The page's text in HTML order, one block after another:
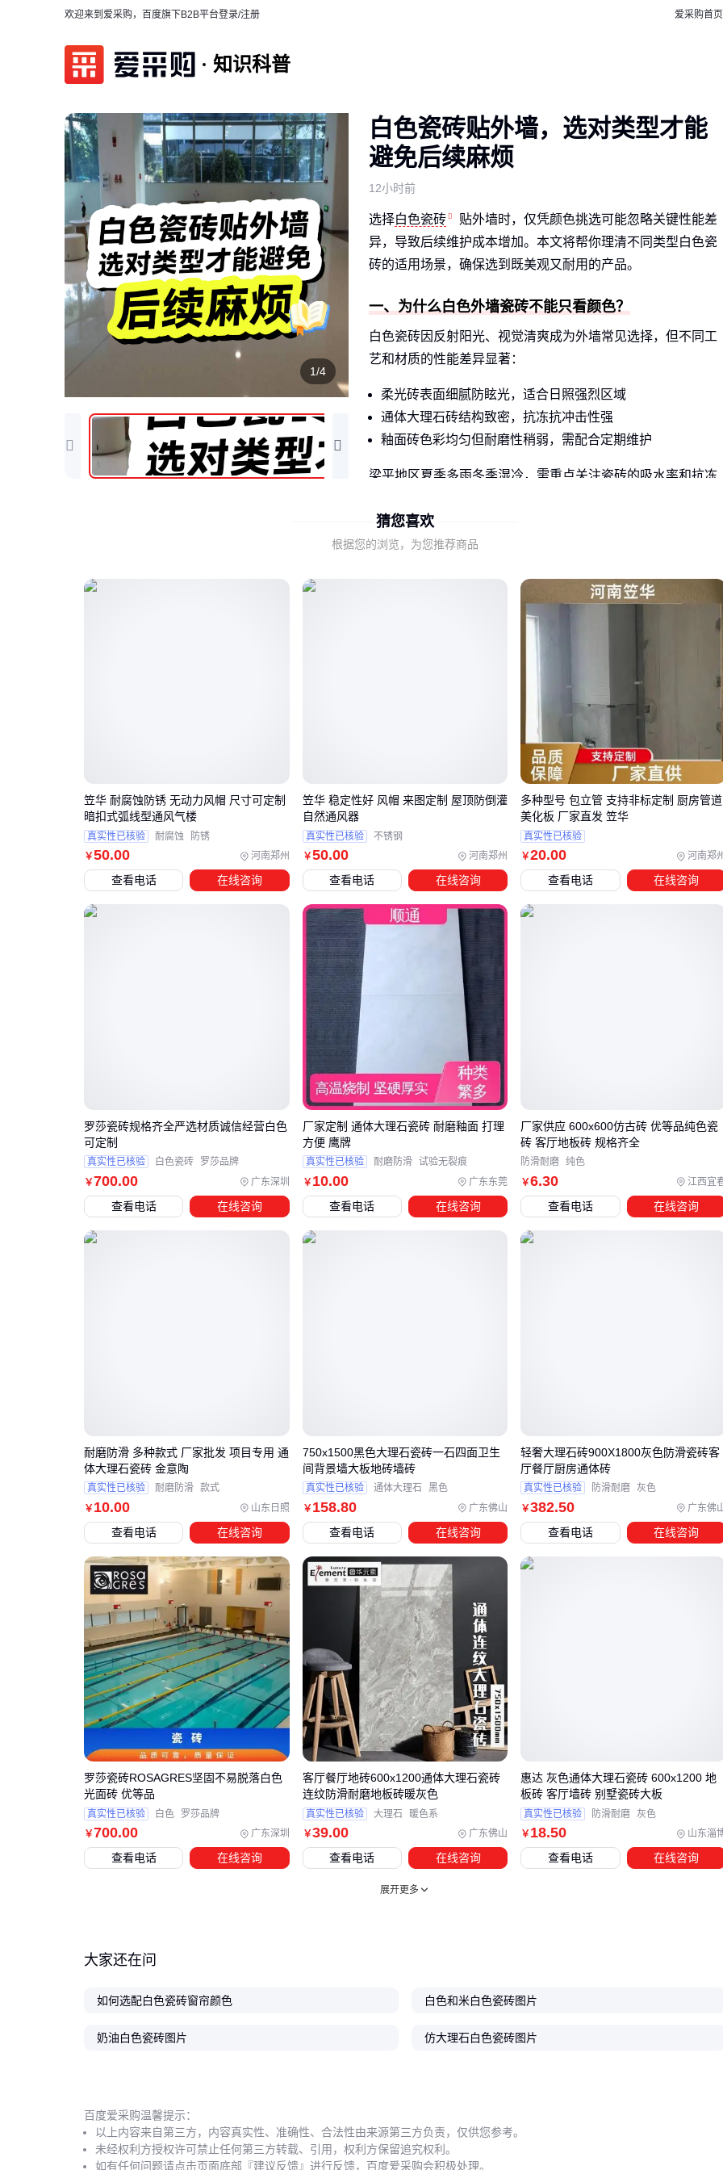
欢迎来到爱采购，百度旗下B2B平台登录/注册 爱采购首页
知识科普
1/4
白色瓷砖贴外墙，选对类型才能
避免后续麻烦
12小时前
选择白色瓷砖
贴外墙时，仅凭颜色挑选可能忽略关键性能差
异，导致后续维护成本增加。本文将帮你理清不同类型白色瓷
砖的适用场景，确保选到既美观又耐用的产品。
一、为什么白色外墙瓷砖不能只看颜色？
白色瓷砖因反射阳光、视觉清爽成为外墙常见选择，但不同工
艺和材质的性能差异显著：
柔光砖表面细腻防眩光，适合日照强烈区域
通体大理石砖结构致密，抗冻抗冲击性强
釉面砖色彩均匀但耐磨性稍弱，需配合定期维护
梁平地区夏季多雨冬季湿冷，需重点关注瓷砖的吸水率和抗冻
二、不同白色瓷砖在外墙应用中的实际表现
柔光面砖在阴雨天气仍能保持视觉明亮度，且不易显水渍；而
高亮面砖在强光下可能产生光污染，更适合背阴墙面。
三、如何根据外墙环境选择最合适的白色瓷砖类型？
选择白色外墙瓷砖时，不能仅凭颜色决定，而需结合建筑朝
朝南或日照强烈区域：优先考虑 哑光白色瓷砖
反射过强且表面更耐脏
多雨潮湿地区：釉面防滑白瓷砖
的密闭釉层能有效减少渗
水和青苔滋生
需要现代简约风格的建筑：
理能提升整体质感
哑光白色瓷砖特别适合高层建筑外墙，其磨砂表面既能弱化阳
光直射的刺眼反光，又比亮面瓷砖更耐污染。梁平地区夏季日
照较强，选择低反射率的哑光面还能减少建筑对周边环境的光
对于需要特殊装饰效果的场景，
形成几何图案，但需注意：
小规格马赛克瓷砖的缝隙较多，在污染严重的城区会增加清
九宫格等标准化模块更适合局部装饰而非整墙铺贴
凹凸表面设计的款式需配合专用填缝剂防止积水
白色文化砖
五、白色外墙瓷砖的使用和维护注意事项
白色外墙瓷砖施工所需的配套设备和材料
白色外墙瓷砖施工所需的配套设备和材料
白色外墙瓷砖施工所需的配套设备和材料
白色外墙瓷砖施工所需的配套设备和材料
白色外墙瓷砖施工所需的配套设备和材料
白色外墙瓷砖施工所需的配套设备和材料
猜您喜欢
根据您的浏览，为您推荐商品
￥50.00 河南郑州
笠华 耐腐蚀防锈 无动力风帽 尺寸可定制
暗扣式弧线型通风气楼
真实性已核验 耐腐蚀 防锈
查看电话 在线咨询
￥50.00 河南郑州
笠华 稳定性好 风帽 来图定制 屋顶防倒灌
自然通风器
真实性已核验 不锈钢
查看电话 在线咨询
￥20.00 河南郑
多种型号 包立管 支持非标定制 厨房管道
美化板 厂家直发 笠华
真实性已核验
查看电话 在线咨询
￥700.00 广东深圳
罗莎瓷砖规格齐全严选材质诚信经营白色
可定制
真实性已核验 白色瓷砖 罗莎品牌
查看电话 在线咨询
￥ 10.00 广东东莞
厂家定制 通体大理石瓷砖 耐磨釉面 打理
方便 鹰牌
真实性已核验 耐磨防滑 试验无裂痕
查看电话 在线咨询
￥6.30 江西宜
厂家供应 600x600仿古砖 优等品纯色瓷
砖 客厅地板砖 规格齐全
防滑耐磨 纯色
查看电话 在线咨询
￥10.00 山东日照
耐磨防滑 多种款式 厂家批发 项目专用 通
体大理石瓷砖 金意陶
真实性已核验 耐磨防滑 款式
查看电话 在线咨询
￥158.80 广东佛山
750x1500黑色大理石瓷砖一石四面卫生
间背景墙大板地砖墙砖
真实性已核验 通体大理石 黑色
查看电话 在线咨询
￥382.50 广东佛
轻奢大理石砖900X1800灰色防滑瓷砖客
厅餐厅厨房通体砖
真实性已核验 防滑耐磨 灰色
查看电话 在线咨询
￥700.00 广东深圳
罗莎瓷砖ROSAGRES坚固不易脱落白色
光面砖 优等品
真实性已核验 白色 罗莎品牌
查看电话 在线咨询
￥39.00 广东佛山
客厅餐厅地砖600x1200通体大理石瓷砖
连纹防滑耐磨地板砖暖灰色
真实性已核验 大理石 暖色系
查看电话 在线咨询
￥ 18.50 山东淄
惠达 灰色通体大理石瓷砖 600x1200 地
板砖 客厅墙砖 别墅瓷砖大板
真实性已核验 防滑耐磨 灰色
查看电话 在线咨询
展开更多
大家还在问
如何选配白色瓷砖窗帘颜色 白色和米白色瓷砖图片
奶油白色瓷砖图片 仿大理石白色瓷砖图片
百度爱采购温馨提示：
以上内容来自第三方，内容真实性、准确性、合法性由来源第三方负责，仅供您参考。
未经权利方授权许可禁止任何第三方转载、引用，权利方保留追究权利。
如有任何问题请点击页面底部『建议反馈』进行反馈，百度爱采购会积极处理。